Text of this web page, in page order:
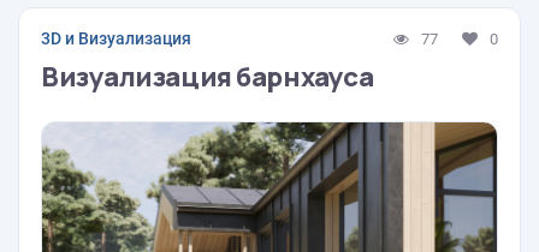
3D и Визуализация 77 0
Визуализация барнхауса